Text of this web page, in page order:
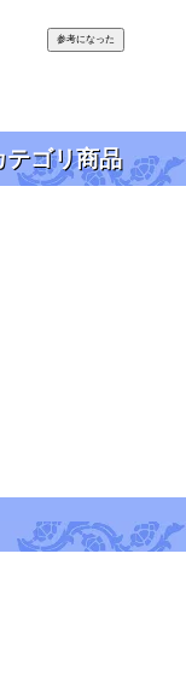
テゴリ商品